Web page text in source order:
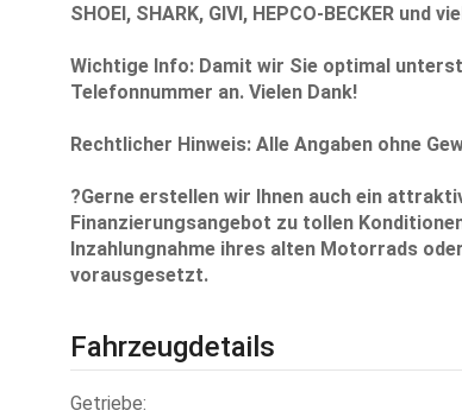
SHOEI, SHARK, GIVI, HEPCO-BECKER
Wichtige Info:Damit wir Sie optimal
Telefonnummer an. Vielen Dank!
Rechtlicher Hinweis: Alle Angaben ohne
?Gerne erstellen wir Ihnen auch ein
Finanzierungsangebot zu tollen
Inzahlungnahme ihres alten Motorrads
vorausgesetzt.
Fahrzeugdetails
Getriebe